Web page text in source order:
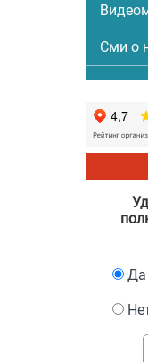
Сми о
Да